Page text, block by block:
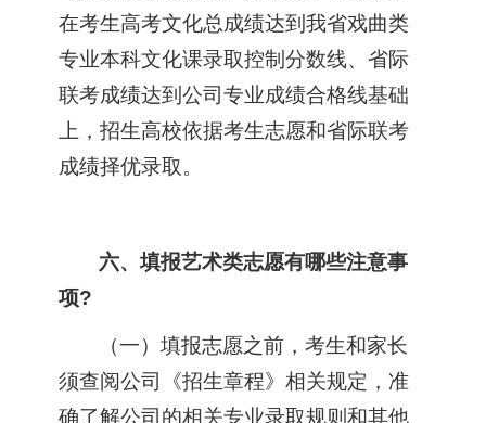
在考生高考文化总成绩达到我省戏曲类
专业本科文化课录取控制分数线、省际
联考成绩达到公司专业成绩合格线基础
上，招生高校依据考生志愿和省际联考
成绩择优录取。
六、填报艺术类志愿有哪些注意事
项?
（一）填报志愿之前，考生和家长
须查阅公司《招生章程》相关规定，准
确了解公司的相关专业录取规则和其他